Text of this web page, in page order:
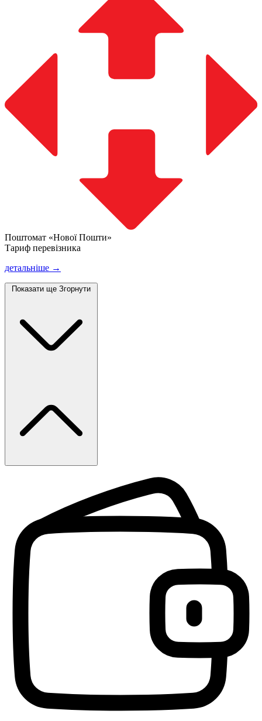
Поштомат «Нової Пошти»
Тариф перевізника
детальніше →
Показати ще Згорнути